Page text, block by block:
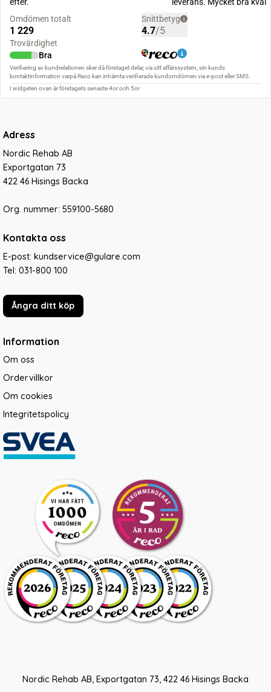
Adress
Nordic Rehab AB
Exportgatan 73
422 46 Hisings Backa
Org. nummer: 559100-5680
Kontakta oss
E-post: kundservice@gulare.com
Tel: 031-800 100
Ångra ditt köp
Information
Om oss
Ordervillkor
Om cookies
Integritetspolicy
Nordic Rehab AB, Exportgatan 73, 422 46 Hisings Backa